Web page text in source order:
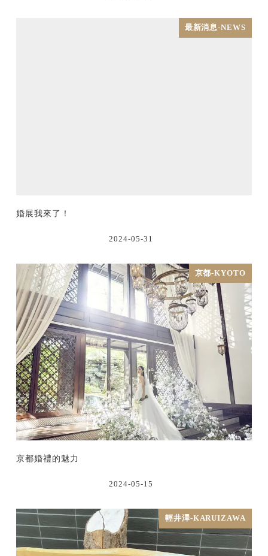
最新消息-NEWS
婚展我來了！
2024-05-31
京都-KYOTO
京都婚禮的魅力
2024-05-15
輕井澤-KARUIZAWA